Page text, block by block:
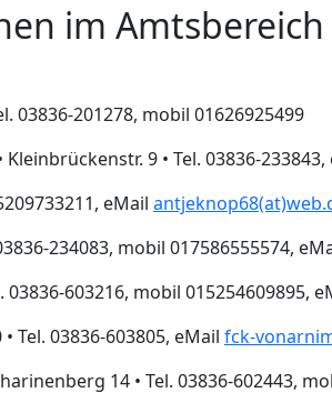
im Amtsbereich
03836-201278, mobil 01626925499
Kleinbrückenstr. 9 • Tel. 03836-233843,
eMail
234083, mobil 017586555574,
03836-603216, mobil 015254609895,
Tel. 03836-603805, eMail fck-
14 • Tel. 03836-602443,